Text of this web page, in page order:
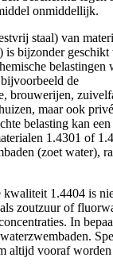
onmiddellijk.
staal) van
bijzonder geschikt
belastingen
de
brouwerijen,
maar ook
belasting kan
1.4301 of
(zoet water),
1.4404 is
zoutzuur of
In
altijd vooraf